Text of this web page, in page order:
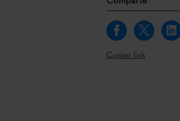
Copiar link